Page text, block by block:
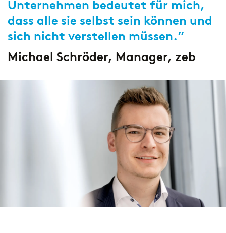
Unternehmen bedeutet für mich,
dass alle sie selbst sein können und
sich nicht verstellen müssen.”
Michael Schröder, Manager, zeb